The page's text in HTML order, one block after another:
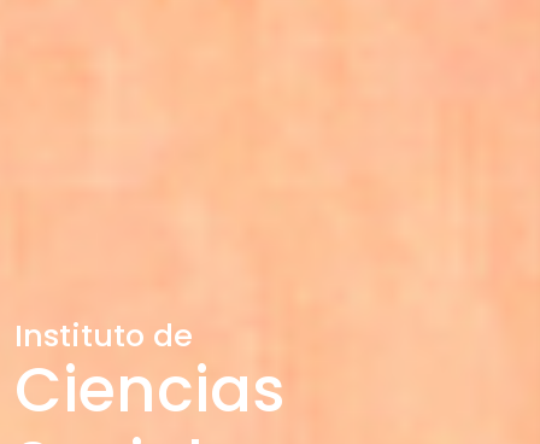
Instituto de
Ciencias